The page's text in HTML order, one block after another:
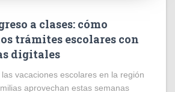
a clases: cómo
trámites escolares con
digitales
vacaciones escolares en la región
aprovechan estas semanas